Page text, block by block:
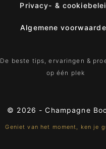
Privacy- &
Algemene
De beste tips, ervaringen &
op één plek
© 2026 -Champagne
Geniet van het moment, ken je